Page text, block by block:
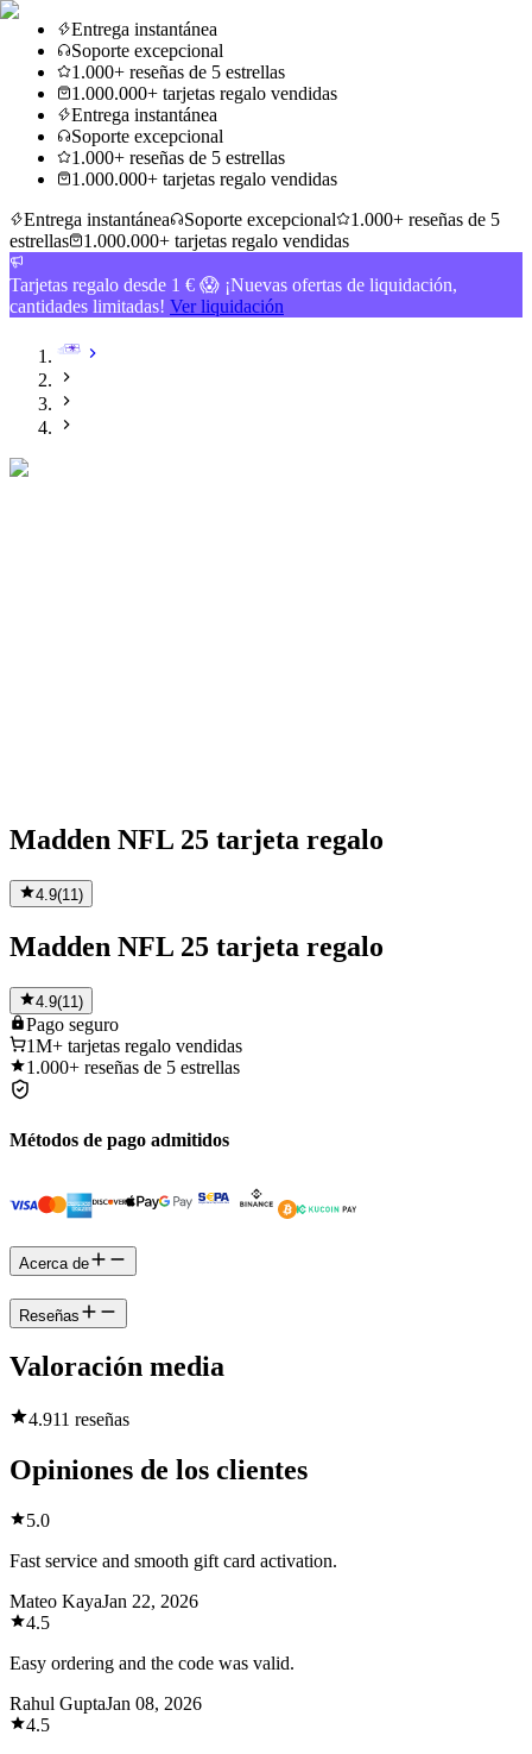
Entrega instantánea
Soporte excepcional
1.000+ reseñas de 5 estrellas
1.000.000+ tarjetas regalo vendidas
Entrega instantánea
Soporte excepcional
1.000+ reseñas de 5 estrellas
1.000.000+ tarjetas regalo vendidas
Entrega instantánea
Soporte excepcional
1.000+ reseñas de 5
estrellas
1.000.000+ tarjetas regalo vendidas
Tarjetas regalo desde 1 € 😱 ¡Nuevas ofertas de liquidación,
cantidades limitadas! Ver liquidación
Madden NFL 25 tarjeta regalo
4.9(11 )
Madden NFL 25 tarjeta regalo
4.9(11)
Pago seguro
1M+ tarjetas regalo vendidas
1.000+ reseñas de 5 estrellas
Métodos de pago admitidos
Acerca de
Reseñas
Valoración media
4.911 reseñas
Opiniones de los clientes
5.0
Fast service and smooth gift card activation.
Mateo KayaJan 22, 2026
4.5
Easy ordering and the code was valid.
Rahul GuptaJan 08, 2026
4.5